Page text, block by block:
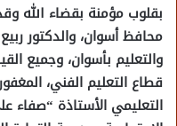
بقلوب مؤمنة بقضاء الله
محافظ أسوان، والدكتور
والتعليم بأسوان، وجميع
قطاع التعليم الفني،
التعليمي الأستاذة “صفاء